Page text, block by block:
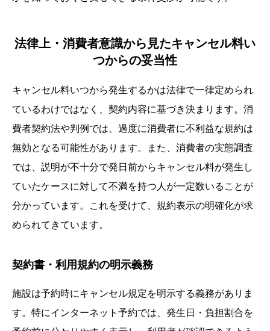
法律上・消費者意識から見たキャンセル料い
つからの妥当性
キャンセル料いつから発生するかは法律で一律定められ
ているわけではなく、契約内容に基づき決まります。消
費者契約法や判例では、過度に消費者に不利益な規約は
無効となる可能性があります。また、消費者の実態調査
では、説明が不十分で発日前からキャンセル料が発生し
ていたケースに対して不満を持つ人が一定数いることが
分かっています。これを受けて、規約表示の明確化が求
められてきています。
契約書・利用規約の明示義務
施設は予約時にキャンセル規定を明示する義務がありま
す。特にインターネット予約では、発生日・負担割合を